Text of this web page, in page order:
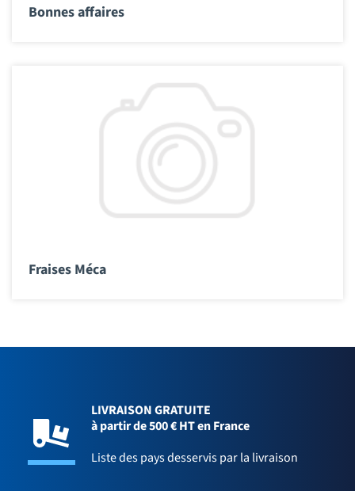
Bonnes affaires
Fraises Méca
LIVRAISON GRATUITE
à partir de 500 € HT en France
Liste des pays desservis par la livraison